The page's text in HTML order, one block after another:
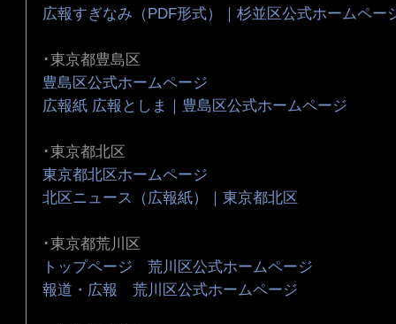
広報すぎなみ（PDF形式）｜杉並区公式ホームペー
･東京都豊島区
豊島区公式ホームページ
広報紙 広報としま｜豊島区公式ホームページ
･東京都北区
東京都北区ホームページ
北区ニュース（広報紙）｜東京都北区
･東京都荒川区
トップページ 荒川区公式ホームページ
報道・広報 荒川区公式ホームページ